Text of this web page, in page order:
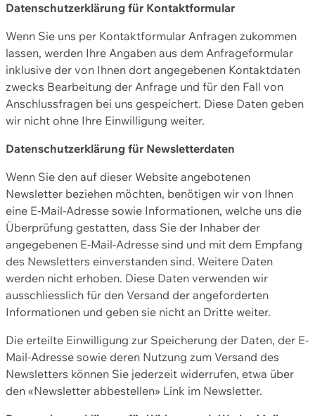
Datenschutzerklärung für Kontaktformular
Wenn Sie uns per Kontaktformular Anfragen zukommen
lassen, werden Ihre Angaben aus dem Anfrageformular
inklusive der von Ihnen dort angegebenen Kontaktdaten
zwecks Bearbeitung der Anfrage und für den Fall von
Anschlussfragen bei uns gespeichert. Diese Daten geben
wir nicht ohne Ihre Einwilligung weiter.
Datenschutzerklärung für Newsletterdaten
Wenn Sie den auf dieser Website angebotenen
Newsletter beziehen möchten, benötigen wir von Ihnen
eine E-Mail-Adresse sowie Informationen, welche uns die
Überprüfung gestatten, dass Sie der Inhaber der
angegebenen E-Mail-Adresse sind und mit dem Empfang
des Newsletters einverstanden sind. Weitere Daten
werden nicht erhoben. Diese Daten verwenden wir
ausschliesslich für den Versand der angeforderten
Informationen und geben sie nicht an Dritte weiter.
Die erteilte Einwilligung zur Speicherung der Daten, der E-
Mail-Adresse sowie deren Nutzung zum Versand des
Newsletters können Sie jederzeit widerrufen, etwa über
den «Newsletter abbestellen» Link im Newsletter.